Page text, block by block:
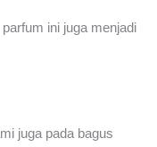
ini juga menjadi
juga pada bagus